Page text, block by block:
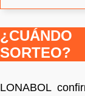
SORTEO?
LONABOL